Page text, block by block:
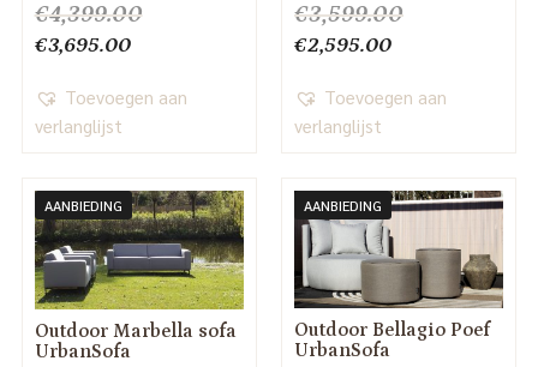
€4,399.00
Oorspronkelijke
was:
€4,399.00.
€3,695.00Huidige
is:
Toevoegen aan
verlanglijst
€3,599.00
Oorspronkelijke
was:
€3,599.00.
€2,595.00Huidige
is:
Toevoegen aan
verlanglijst
AANBIEDING
Outdoor Marbella sofa
UrbanSofa
AANBIEDING
Outdoor Bellagio Poef
UrbanSofa